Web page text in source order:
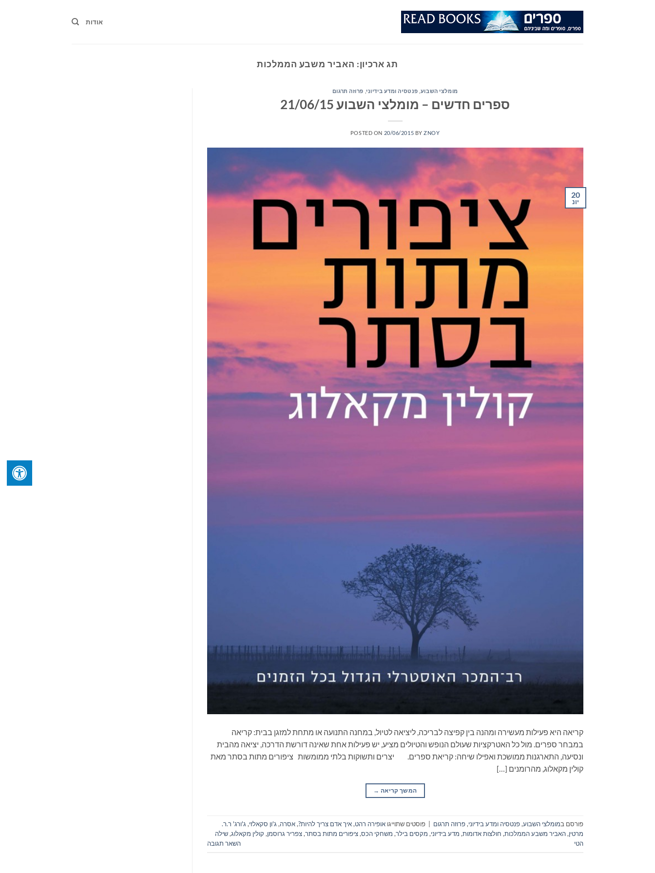
אודות
תג ארכיון: האביר משבע הממלכות
מומלצי השבוע פנטסיה ומדע בידיוני פרוזה תרגום
ספרים חדשים – מומלצי השבוע 21/06/15
POSTED ON 20/06/2015 BYZNOY
20
יונ
קריאה היא פעילות מעשירה ומהנה בין קפיצה לבריכה, ליציאה לטיול, במחנה התנועה או מתחת למזגן בבית: קריאה
במבחר ספרים. מול כל האטרקציות שעולם הנופש והטיולים מציע, יש פעילות אחת שאינה דורשת הדרכה, יציאה מהבית
ונסיעה, התארגנות ממושכת ואפילו שיחה: קריאת ספרים. יצרים ותשוקות בלתי ממומשות ציפורים מתות בסתר מאת
קולין מקאלוג, מהרומנים […]
המשך קריאה →
פורסם במומלצי השבוע,פנטסיה ומדע בידיוני,פרוזה תרגום פוסטים שתוייגו אופירה רהט,איך אדם צריך להיות?,אסרה, ג'ון סקאלזי, ג'ורג' ר.ר.
מרטין,האביר משבע הממלכות, חולצות אדומות, מדע בידיוני, מקסים בילר, משחקי הכס,ציפורים מתות בסתר,צפריר גרוסמן, קולין מקאלוג,שילה
הטי
השאר תגובה